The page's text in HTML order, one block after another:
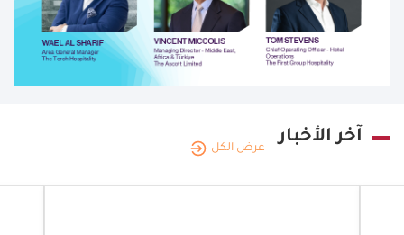
آخر الأخبار
عرض الكل